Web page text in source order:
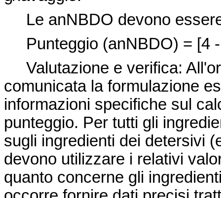
Le anNBDO devono
Punteggio (anNBDO) = [4
Valutazione e verifica:
comunicata la formulazione
informazioni specifiche sul
punteggio. Per tutti gli
sugli ingredienti dei detersivi
devono utilizzare i relativi
quanto concerne gli